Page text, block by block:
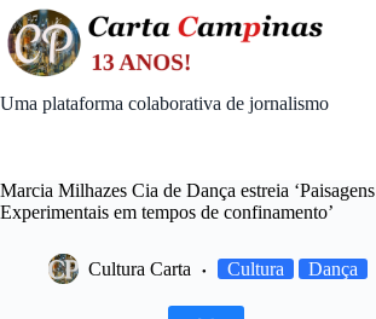
Skip
to
content
Uma plataforma colaborativa de jornalismo
Marcia Milhazes Cia de Dança estreia ‘Paisagens
Experimentais em tempos de confinamento’
Cultura Carta Cultura Dança